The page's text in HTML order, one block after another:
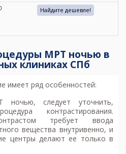
Найдите дешевле!
МРТ ночью в
клиниках СПб
имеет ряд особенностей:
ночью, следует уточнить,
контрастирования.
требует ввода
вещества внутривенно, и
центры делают ее только в